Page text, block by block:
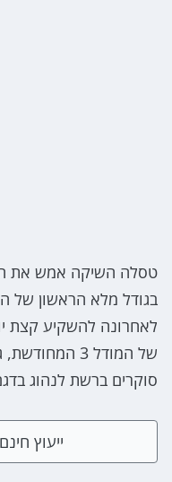
טסלה השיקה אמש את
בגודל מלא הראשון של
לאחרונה להשקיע קצת
של המודל 3
סוקרים ברשת לנהוג
ייעוץ